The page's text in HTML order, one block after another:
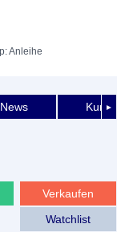
Anleihe
►
News
Verkaufen
Watchlist